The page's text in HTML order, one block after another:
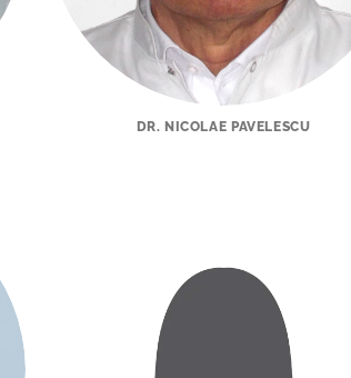
DR. NICOLAE PAVELESCU